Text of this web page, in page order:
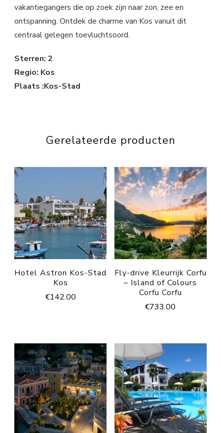
vakantiegangers die op zoek zijn naar zon, zee en
ontspanning. Ontdek de charme van Kos vanuit dit
centraal gelegen toevluchtsoord.
Sterren: 2
Regio: Kos
Plaats :Kos-Stad
Gerelateerde producten
Hotel Astron Kos-Stad
Kos
€142.00
Fly-drive Kleurrijk Corfu
– Island of Colours
Corfu Corfu
€733.00